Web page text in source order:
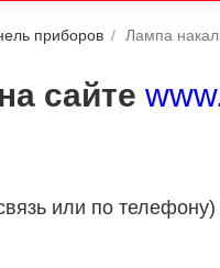
приборов / Лампа
сайте
или по